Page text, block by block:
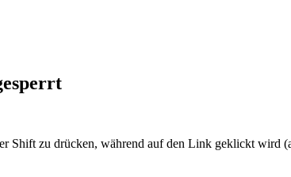
Shift zu drücken, während auf den Link geklickt wird